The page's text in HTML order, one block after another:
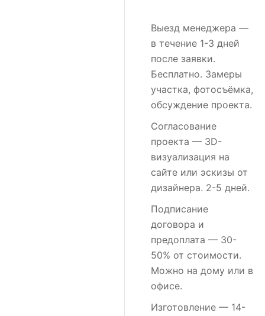
Выезд менеджера —
в течение 1-3 дней
после заявки.
Бесплатно. Замеры
участка, фотосъёмка,
обсуждение проекта.
Согласование
проекта — 3D-
визуализация на
сайте или эскизы от
дизайнера. 2-5 дней.
Подписание
договора и
предоплата — 30-
50% от стоимости.
Можно на дому или в
офисе.
Изготовление — 14-